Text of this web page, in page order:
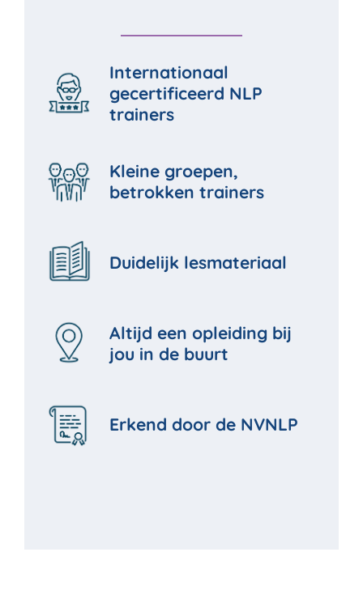
Internationaal
gecertificeerd NLP
trainers
Kleine groepen,
betrokken trainers
Duidelijk lesmateriaal
Altijd een opleiding bij
jou in de buurt
Erkend door de NVNLP